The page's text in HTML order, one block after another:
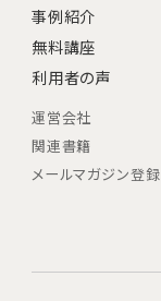
事例紹介
無料講座
利用者の声
運営会社
関連書籍
メールマガジン登録